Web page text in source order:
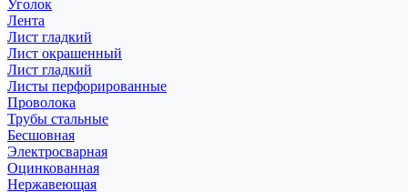
Уголок
Лента
Лист гладкий
Лист окрашенный
Лист гладкий
Листы перфорированные
Проволока
Трубы стальные
Бесшовная
Электросварная
Оцинкованная
Нержавеющая